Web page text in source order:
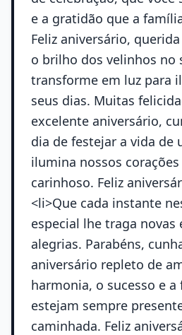
e a gratidão que a
Feliz aniversário,
o brilho dos velinhos no
transforme em luz para
seus dias. Muitas
excelente aniversário,
dia de festejar a vida de
ilumina nossos
carinhoso. Feliz
<li>Que cada instante
especial lhe traga novas
alegrias. Parabéns,
aniversário repleto de
harmonia, o sucesso e a
estejam sempre
caminhada. Feliz